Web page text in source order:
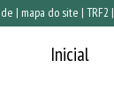
| mapa do site | TRF2 |
Inicial